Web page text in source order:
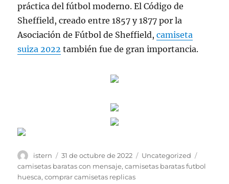
práctica del fútbol moderno. El Código de
Sheffield, creado entre 1857 y 1877 por la
Asociación de Fútbol de Sheffield,camiseta
suiza 2022 también fue de gran importancia.
Autor
istern
Publicado
el
31 de octubre de 2022 Categorías
Uncategorized
camisetas baratas con mensaje,camisetas baratas futbol
huesca,comprar camisetas replicas